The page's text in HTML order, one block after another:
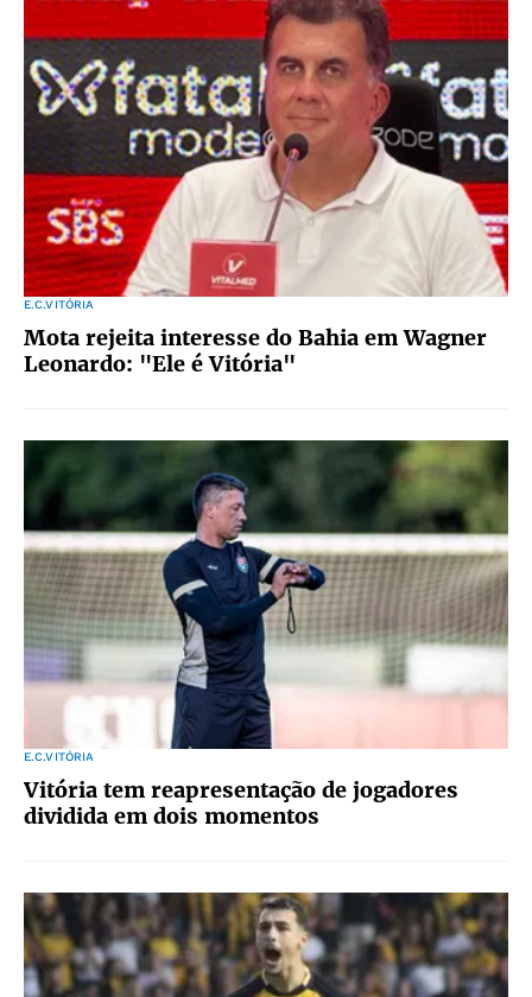
E.C.VITÓRIA
Mota rejeita interesse do Bahia em Wagner
Leonardo: "Ele é Vitória"
E.C.VITÓRIA
Vitória tem reapresentação de jogadores
dividida em dois momentos